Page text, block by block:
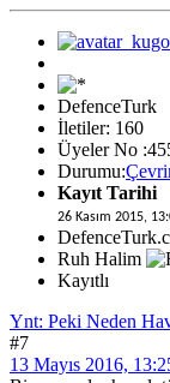
DefenceTurk
İletiler: 160
Üyeler No
Durumu:
Kayıt Tarihi
26 Kasım 2015,
Ruh Halim
Kayıtlı
Ynt: Peki Neden
#7
13 Mayıs 2016,